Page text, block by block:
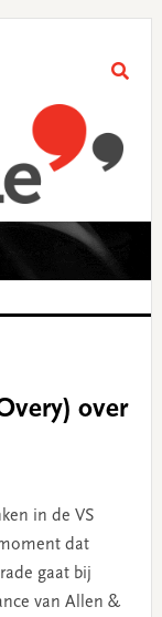
over
in de VS
dat
gaat bij
van Allen &